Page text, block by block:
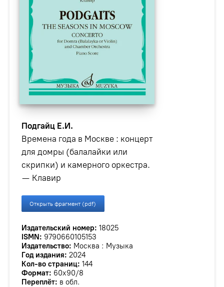
Подгайц Е.И.
Времена года в Москве : концерт
для домры (балалайки или
скрипки) и камерного оркестра.
— Клавир
Открыть фрагмент (pdf)
Издательский номер: 18025
ISMN: 979­0­66010­515­3
Издательство: Москва : Музыка
Год издания: 2024
Кол-во страниц: 144
Формат: 60х90/8
Переплёт: в обл.